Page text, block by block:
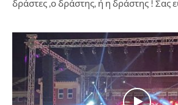
δράστες ,ο δράστης, ή η δράστης ! Σας